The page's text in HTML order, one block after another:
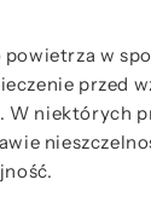
w
przed
W niektórych